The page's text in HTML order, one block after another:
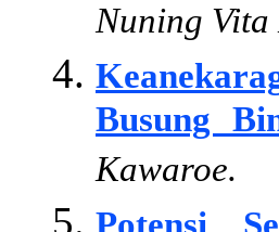
Nuning
Busung
Kawaroe.